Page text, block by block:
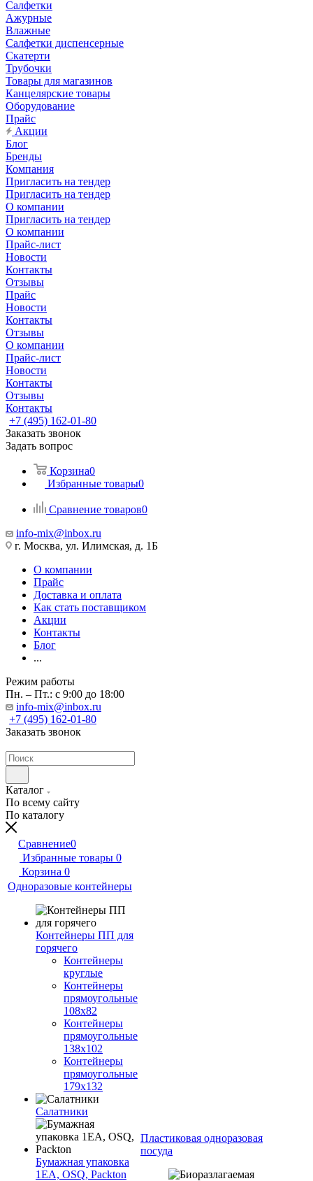
Салфетки
Ажурные
Влажные
Салфетки диспенсерные
Скатерти
Трубочки
Товары для магазинов
Канцелярские товары
Оборудование
Прайс
Акции
Блог
Бренды
Компания
Пригласить на тендер
Пригласить на тендер
О компании
Пригласить на тендер
О компании
Прайс-лист
Новости
Контакты
Отзывы
Прайс
Новости
Контакты
Отзывы
О компании
Прайс-лист
Новости
Контакты
Отзывы
Контакты
+7 (495) 162-01-80
Заказать звонок
Задать вопрос
Корзина0
Избранные товары0
Сравнение товаров0
info-mix@inbox.ru
г. Москва, ул. Илимская, д. 1Б
О компании
Прайс
Доставка и оплата
Как стать поставщиком
Акции
Контакты
Блог
...
Режим работы
Пн. – Пт.: с 9:00 до 18:00
info-mix@inbox.ru
+7 (495) 162-01-80
Заказать звонок
Каталог
По всему сайту
По каталогу
Сравнение0
Избранные товары 0
Корзина 0
Одноразовые контейнеры
Контейнеры ПП для
горячего
Контейнеры
круглые
Контейнеры
прямоугольные
108х82
Контейнеры
прямоугольные
138х102
Контейнеры
прямоугольные
179х132
Салатники
Бумажная упаковка
1ЕА, OSQ, Packton
Пластиковая одноразовая
посуда